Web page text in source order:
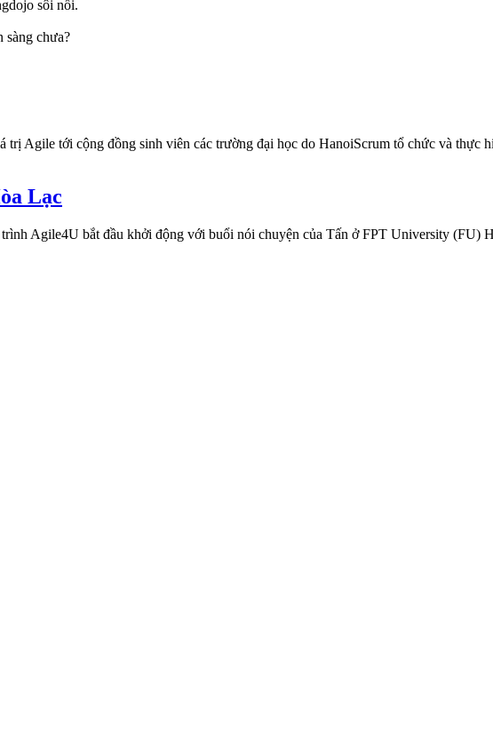
sôi nổi.
chưa?
trị Agile tới cộng đồng sinh viên các trường đại học do HanoiScrum tổ chức và thực
Lạc
Agile4U bắt đầu khởi động với buổi nói chuyện của Tấn ở FPT University (FU)